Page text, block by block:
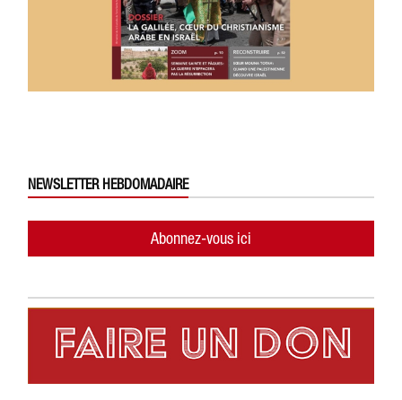
NEWSLETTER HEBDOMADAIRE
Abonnez-vous ici